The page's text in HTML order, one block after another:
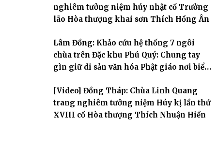
nghiêm tưởng niệm húy nhật cố Trưởng
lão Hòa thượng khai sơn Thích Hồng Ân
Lâm Đồng: Khảo cứu hệ thống 7 ngôi
chùa trên Đặc khu Phú Quý: Chung tay
gìn giữ di sản văn hóa Phật giáo nơi biển
[Video] Đồng Tháp: Chùa Linh Quang
trang nghiêm tưởng niệm Húy kị lần thứ
XVIII cố Hòa thượng Thích Nhuận Hiền